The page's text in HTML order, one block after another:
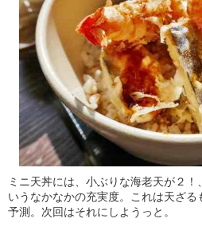
ミニ天丼には、小ぶりな海老天が２
いうなかなかの充実度。これは天ざる
予測。次回はそれにしようっと。